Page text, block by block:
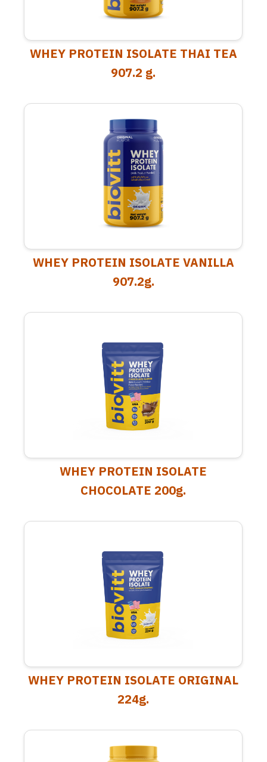
WHEY PROTEIN ISOLATE THAI TEA
907.2 g.
WHEY PROTEIN ISOLATE VANILLA
907.2g.
WHEY PROTEIN ISOLATE
CHOCOLATE 200g.
WHEY PROTEIN ISOLATE ORIGINAL
224g.